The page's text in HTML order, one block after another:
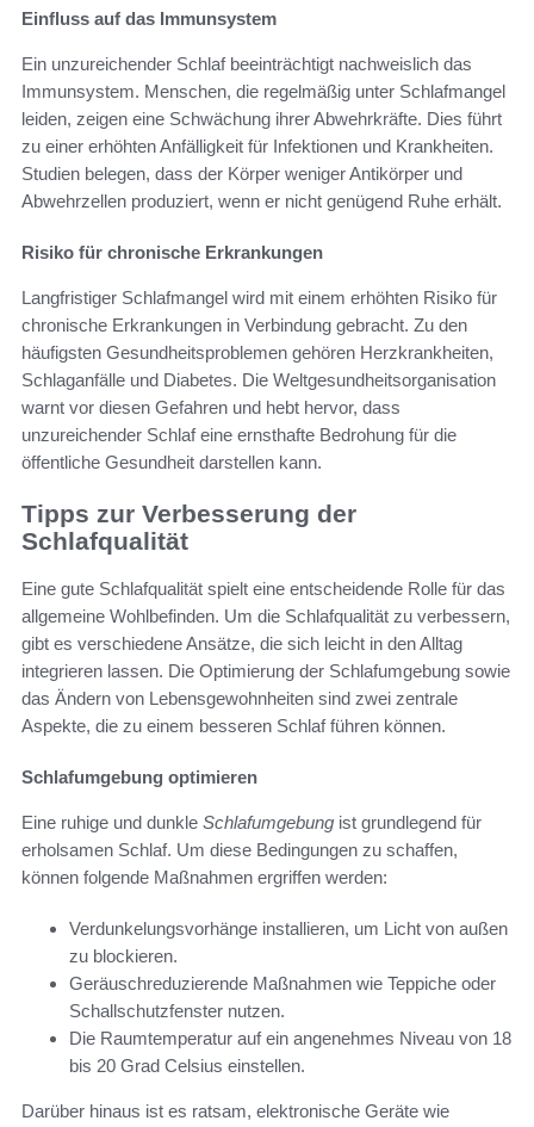
Einfluss auf das Immunsystem
Ein unzureichender Schlaf beeinträchtigt nachweislich das
Immunsystem. Menschen, die regelmäßig unter Schlafmangel
leiden, zeigen eine Schwächung ihrer Abwehrkräfte. Dies führt
zu einer erhöhten Anfälligkeit für Infektionen und Krankheiten.
Studien belegen, dass der Körper weniger Antikörper und
Abwehrzellen produziert, wenn er nicht genügend Ruhe erhält.
Risiko für chronische Erkrankungen
Langfristiger Schlafmangel wird mit einem erhöhten Risiko für
chronische Erkrankungen in Verbindung gebracht. Zu den
häufigsten Gesundheitsproblemen gehören Herzkrankheiten,
Schlaganfälle und Diabetes. Die Weltgesundheitsorganisation
warnt vor diesen Gefahren und hebt hervor, dass
unzureichender Schlaf eine ernsthafte Bedrohung für die
öffentliche Gesundheit darstellen kann.
Tipps zur Verbesserung der
Schlafqualität
Eine gute Schlafqualität spielt eine entscheidende Rolle für das
allgemeine Wohlbefinden. Um die Schlafqualität zu verbessern,
gibt es verschiedene Ansätze, die sich leicht in den Alltag
integrieren lassen. Die Optimierung der Schlafumgebung sowie
das Ändern von Lebensgewohnheiten sind zwei zentrale
Aspekte, die zu einem besseren Schlaf führen können.
Schlafumgebung optimieren
Eine ruhige und dunkle Schlafumgebung ist grundlegend für
erholsamen Schlaf. Um diese Bedingungen zu schaffen,
können folgende Maßnahmen ergriffen werden:
Verdunkelungsvorhänge installieren, um Licht von außen
zu blockieren.
Geräuschreduzierende Maßnahmen wie Teppiche oder
Schallschutzfenster nutzen.
Die Raumtemperatur auf ein angenehmes Niveau von 18
bis 20 Grad Celsius einstellen.
Darüber hinaus ist es ratsam, elektronische Geräte wie